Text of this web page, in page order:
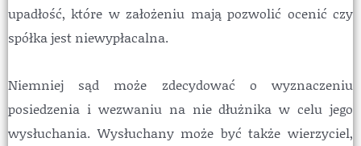
upadłość, które w założeniu mają pozwolić ocenić czy
spółka jest niewypłacalna.
Niemniej sąd może zdecydować o wyznaczeniu
posiedzenia i wezwaniu na nie dłużnika w celu jego
wysłuchania. Wysłuchany może być także wierzyciel,